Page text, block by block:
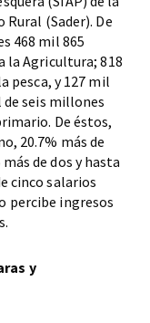
(Sader). De
468 mil 865
la Agricultura; 818
pesca, y 127 mil
seis millones
De éstos,
20.7% más de
de dos y hasta
cinco salarios
percibe ingresos
y